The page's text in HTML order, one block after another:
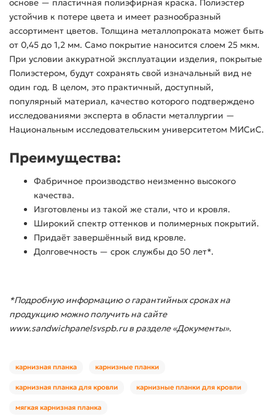
основе — пластичная полиэфирная краска. Полиэстер
устойчив к потере цвета и имеет разнообразный
ассортимент цветов. Толщина металлопроката может быть
от 0,45 до 1,2 мм. Само покрытие наносится слоем 25 мкм.
При условии аккуратной эксплуатации изделия, покрытые
Полиэстером, будут сохранять свой изначальный вид не
один год. В целом, это практичный, доступный,
популярный материал, качество которого подтверждено
исследованиями эксперта в области металлургии —
Национальным исследовательским университетом МИСиС.
Преимущества:
Фабричное производство неизменно высокого
качества.
Изготовлены из такой же стали, что и кровля.
Широкий спектр оттенков и полимерных покрытий.
Придаёт завершённый вид кровле.
Долговечность — срок службы до 50 лет*.
*Подробную информацию о гарантийных сроках на
продукцию можно получить на сайте
www.sandwichpanelsvspb.ru в разделе «Документы».
карнизная планка карнизные планки
карнизная планка для кровли карнизные планки для кровли
мягкая карнизная планка